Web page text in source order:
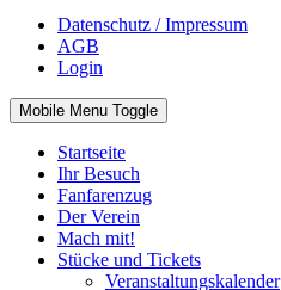
Datenschutz / Impressum
AGB
Login
Mobile Menu Toggle
Startseite
Ihr Besuch
Fanfarenzug
Der Verein
Mach mit!
Stücke und Tickets
Veranstaltungskalender